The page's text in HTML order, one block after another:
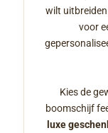
wilt
voor
Kies de
boomschijf
luxe